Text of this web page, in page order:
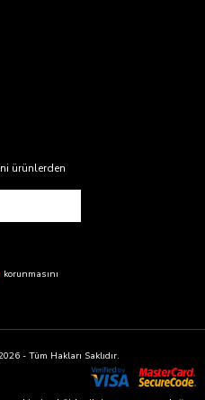
ürünlerden
korunmasını
- Tüm Hakları Saklıdır.